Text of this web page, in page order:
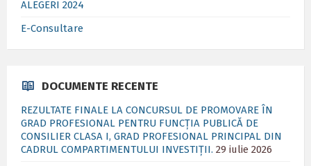
ALEGERI 2024
E-Consultare
DOCUMENTE RECENTE
REZULTATE FINALE LA CONCURSUL DE PROMOVARE ÎN
GRAD PROFESIONAL PENTRU FUNCȚIA PUBLICĂ DE
CONSILIER CLASA I, GRAD PROFESIONAL PRINCIPAL DIN
CADRUL COMPARTIMENTULUI INVESTIȚII. 29 iulie 2026